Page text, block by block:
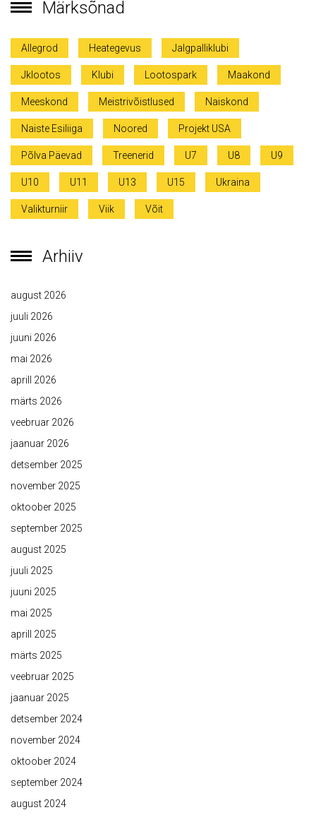
Märksõnad
Allegrod Heategevus Jalgpalliklubi
Jklootos Klubi Lootospark Maakond
Meeskond Meistrivõistlused Naiskond
Naiste Esiliiga Noored Projekt USA
Põlva Päevad Treenerid U7 U8 U9
U10 U11 U13 U15 Ukraina
Valikturniir Viik Võit
Arhiiv
august 2026
juuli 2026
juuni 2026
mai 2026
aprill 2026
märts 2026
veebruar 2026
jaanuar 2026
detsember 2025
november 2025
oktoober 2025
september 2025
august 2025
juuli 2025
juuni 2025
mai 2025
aprill 2025
märts 2025
veebruar 2025
jaanuar 2025
detsember 2024
november 2024
oktoober 2024
september 2024
august 2024